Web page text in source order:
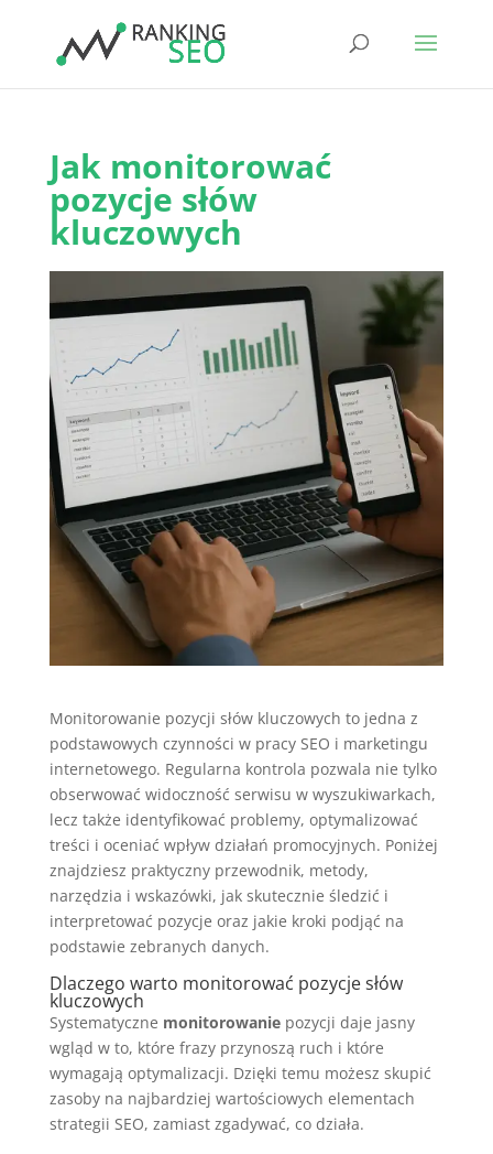
Jak monitorować
pozycje słów
kluczowych
Monitorowanie pozycji słów kluczowych to jedna z
podstawowych czynności w pracy SEO i marketingu
internetowego. Regularna kontrola pozwala nie tylko
obserwować widoczność serwisu w wyszukiwarkach,
lecz także identyfikować problemy, optymalizować
treści i oceniać wpływ działań promocyjnych. Poniżej
znajdziesz praktyczny przewodnik, metody,
narzędzia i wskazówki, jak skutecznie śledzić i
interpretować pozycje oraz jakie kroki podjąć na
podstawie zebranych danych.
Dlaczego warto monitorować pozycje słów
kluczowych
Systematyczne monitorowaniepozycji daje jasny
wgląd w to, które frazy przynoszą ruch i które
wymagają optymalizacji. Dzięki temu możesz skupić
zasoby na najbardziej wartościowych elementach
strategii SEO, zamiast zgadywać, co działa.